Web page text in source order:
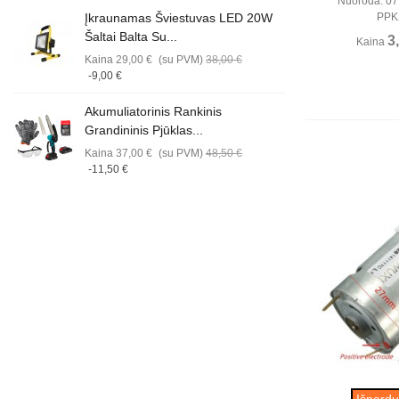
Įkraunamas Šviestuvas LED 20W
Šaltai Balta Su...
Kaina 29,00 € (su PVM) 38,00 €
-9,00 €
Akumuliatorinis Rankinis
Grandininis Pjūklas...
Kaina 37,00 € (su PVM) 48,50 €
-11,50 €
Kaina